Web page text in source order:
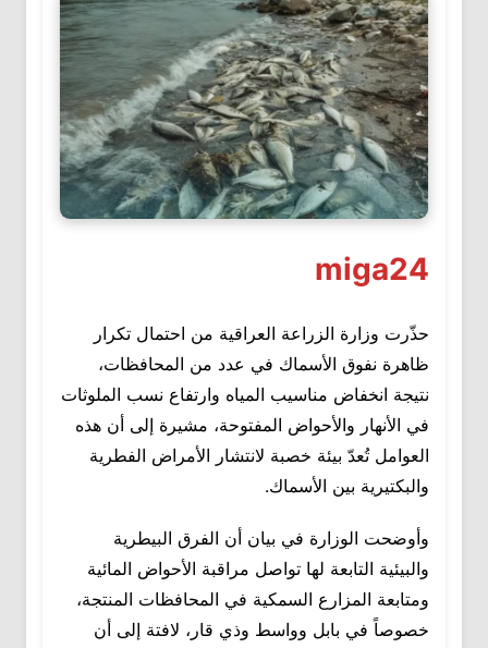
miga24
حذّرت وزارة الزراعة العراقية من احتمال تكرار
ظاهرة نفوق الأسماك في عدد من المحافظات،
نتيجة انخفاض مناسيب المياه وارتفاع نسب الملوثات
في الأنهار والأحواض المفتوحة، مشيرة إلى أن هذه
العوامل تُعدّ بيئة خصبة لانتشار الأمراض الفطرية
والبكتيرية بين الأسماك.
وأوضحت الوزارة في بيان أن الفرق البيطرية
والبيئية التابعة لها تواصل مراقبة الأحواض المائية
ومتابعة المزارع السمكية في المحافظات المنتجة،
خصوصاً في بابل وواسط وذي قار، لافتة إلى أن